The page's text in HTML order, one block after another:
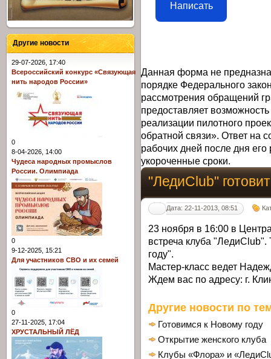
Написать
Данная форма не
порядке Федерального
рассмотрения обращений
предоставляет
реализации пилотного
обратной связи». Ответ на
рабочих дней после дня
укороченные сроки.
"ЛедиClub"
Дата: 22-11-2013, 08:51
23 ноября в 16:00 в
встреча клуба
году".
Мастер-класс ведет
Ждем вас по адресу: г.
Другие новости по
Готовимся к Новому году
Открытие женского клуба
Клубы «Флора» и
Другие новости
29-07-2026, 17:40
Всероссийский конкурс «Связующая
нить народов России»
0
8-04-2026, 14:00
Чудеса народных промыслов
России. Олимпиада
0
9-12-2025, 15:21
Для участников СВО и их семей
0
27-11-2025, 17:04
ХРУСТАЛЬНЫЙ ЛЁД